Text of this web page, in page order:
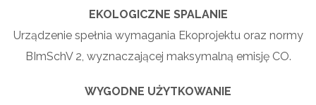
EKOLOGICZNE SPALANIE
Urządzenie spełnia wymagania Ekoprojektu oraz normy
BImSchV 2, wyznaczającej maksymalną emisję CO.
WYGODNE UŻYTKOWANIE